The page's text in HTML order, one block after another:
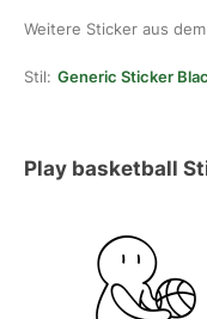
Weitere Sticker aus dem
Stil: Generic Sticker
Play basketball